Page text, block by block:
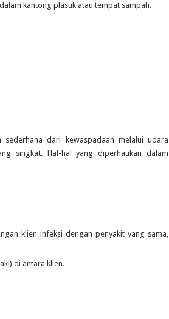
kantong plastik atau tempat sampah.
sederhana dari kewaspadaan melalui udara
singkat. Hal-hal yang diperhatikan dalam
klien infeksi dengan penyakit yang sama,
di antara klien.